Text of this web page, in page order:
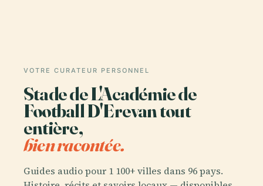
VOTRE CURATEUR PERSONNEL
Stade de L'Académie de
Football D'Erevan tout
entière,
bien racontée.
Guides audio pour 1 100+ villes dans 96 pays.